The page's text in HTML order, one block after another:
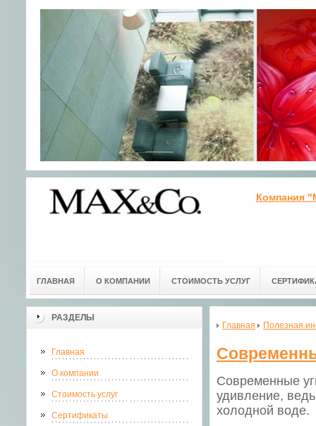
Компания
ГЛАВНАЯ О КОМПАНИИ СТОИМОСТЬ УСЛУГ
РАЗДЕЛЫ
Главная
О компании
Стоимость услуг
Сертификаты
Главная Полезная
Современные
удивление,
холодной воде.